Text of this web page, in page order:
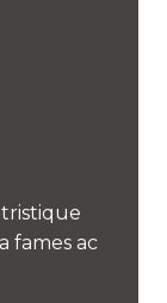
fames ac